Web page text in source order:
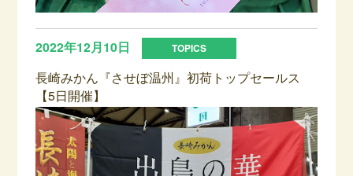
2022年12月10日
長崎みかん『させぼ温州』初荷トップセールス
【5日開催】